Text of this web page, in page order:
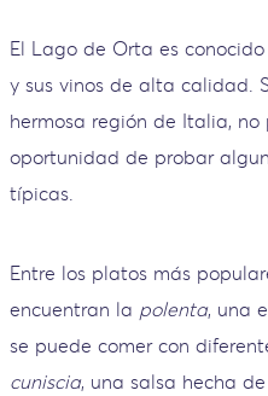
El Lago de Orta es
y sus vinos de alta calidad.
hermosa región de Italia,
oportunidad de probar
típicas.
Entre los platos más
encuentran la polenta, una
se puede comer con
cuniscia, una salsa hecha